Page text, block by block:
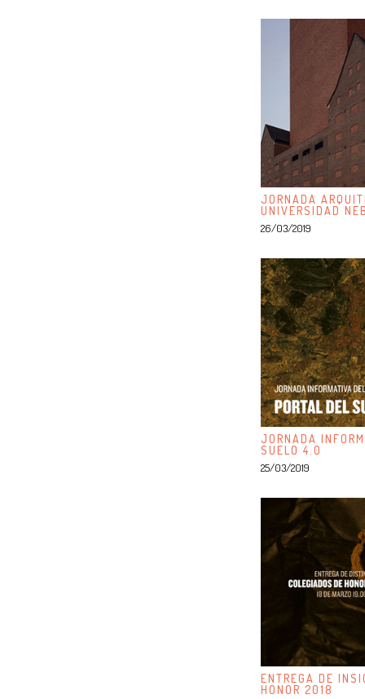
JORNADA
UNIVERSIDAD
26/03/2019
JORNADA
SUELO 4.0
25/03/2019
ENTREGA DE
HONOR 2018